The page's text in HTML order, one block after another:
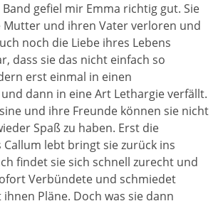
gefiel mir Emma richtig gut. Sie
und ihren Vater verloren und
noch die Liebe ihres Lebens
dass sie das nicht einfach so
erst einmal in einen
dann in eine Art Lethargie verfällt.
und ihre Freunde können sie nicht
Spaß zu haben. Erst die
Callum lebt bringt sie zurück ins
findet sie sich schnell zurecht und
Verbündete und schmiedet
Pläne. Doch was sie dann